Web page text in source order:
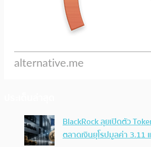
BlackRock ลุยเปิดตัว
ตลาดเงินยุโรปมูลค่า 3.11